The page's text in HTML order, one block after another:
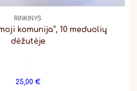
RINKINYS
komunija”, 10 meduolių
dėžutėje
25,00 €